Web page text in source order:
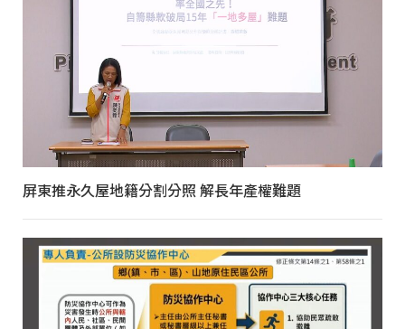
屏東推永久屋地籍分割分照 解長年產權難題